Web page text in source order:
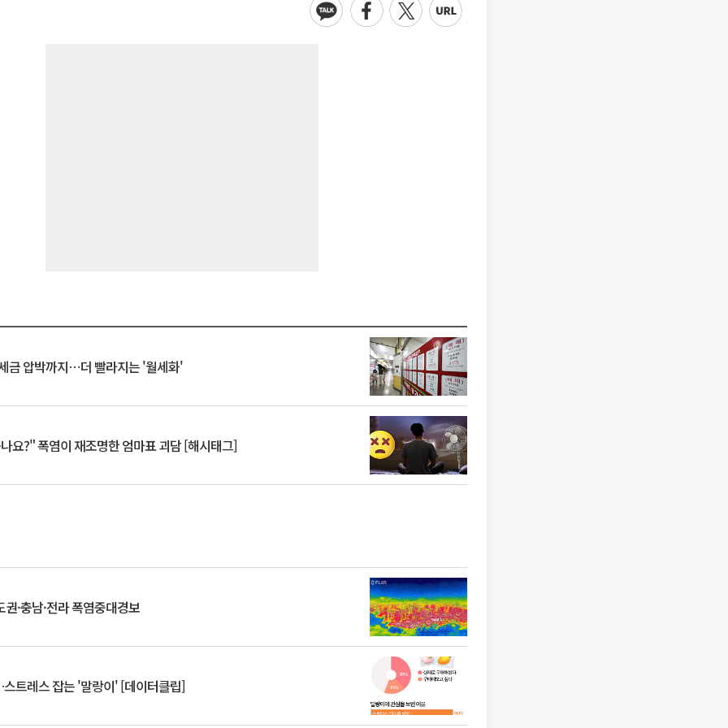
금 압박까지⋯더 빨라지는 '월세화'
요?" 폭염이 재조명한 엄마표 괴담 [해시태그]
·충남·전라 폭염중대경보
트레스 잡는 '말랑이' [데이터클립]